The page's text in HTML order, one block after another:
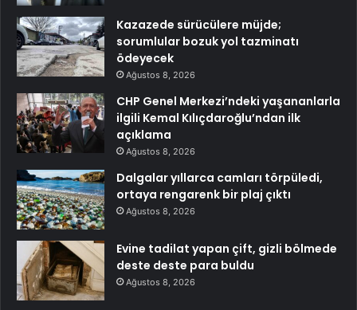
Kazazede sürücülere müjde;
sorumlular bozuk yol tazminatı
ödeyecek
Ağustos 8, 2026
CHP Genel Merkezi’ndeki yaşananlarla
ilgili Kemal Kılıçdaroğlu’ndan ilk
açıklama
Ağustos 8, 2026
Dalgalar yıllarca camları törpüledi,
ortaya rengarenk bir plaj çıktı
Ağustos 8, 2026
Evine tadilat yapan çift, gizli bölmede
deste deste para buldu
Ağustos 8, 2026